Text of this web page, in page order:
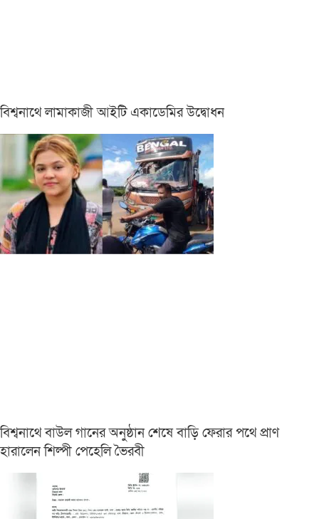
বিশ্বনাথে লামাকাজী আইটি একাডেমির উদ্বোধন
বিশ্বনাথে বাউল গানের অনুষ্ঠান শেষে বাড়ি ফেরার পথে প্রাণ
হারালেন শিল্পী পেহেলি ভৈরবী